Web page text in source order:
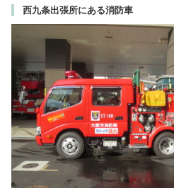
西九条出張所にある消防車